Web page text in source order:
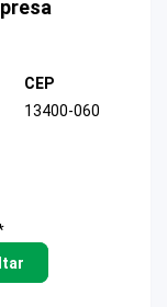
CEP
13400-060